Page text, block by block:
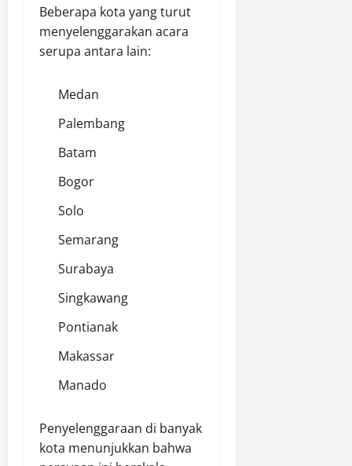
Beberapa kota yang turut
menyelenggarakan acara
serupa antara lain:
Medan
Palembang
Batam
Bogor
Solo
Semarang
Surabaya
Singkawang
Pontianak
Makassar
Manado
Penyelenggaraan di banyak
kota menunjukkan bahwa